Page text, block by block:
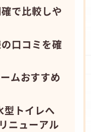
で比較しや
口コミを確
ムおすすめ
型トイレへ
ニューアル